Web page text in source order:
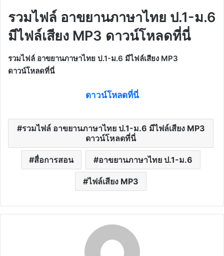
รวมไฟล์ อาขยานภาษาไทย ป.1-ม.6
มีไฟล์เสียง MP3 ดาวน์โหลดที่นี่
รวมไฟล์ อาขยานภาษาไทย ป.1-ม.6 มีไฟล์เสียง MP3
ดาวน์โหลดที่นี่
ดาวน์โหลดที่นี่
รวมไฟล์ อาขยานภาษาไทย ป.1-ม.6 มีไฟล์เสียง MP3
ดาวน์โหลดที่นี่
สื่อการสอน อาขยานภาษาไทย ป.1-ม.6
ไฟล์เสียง MP3